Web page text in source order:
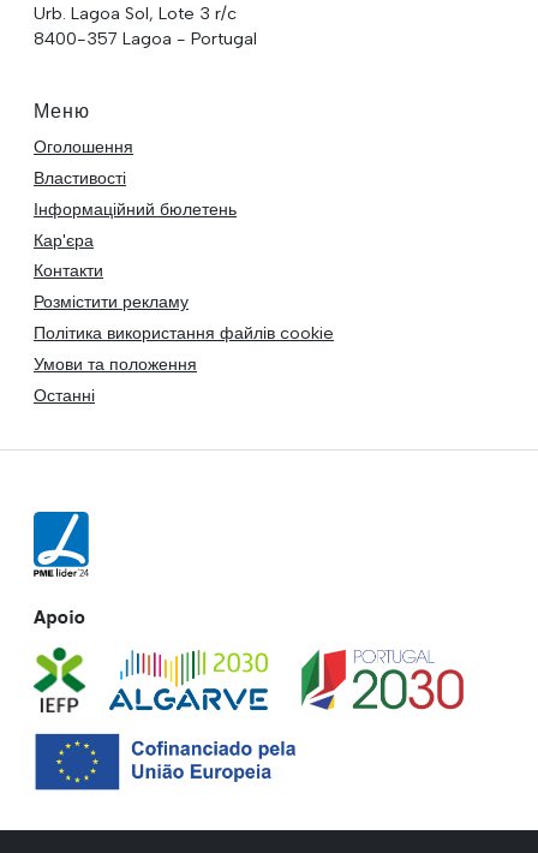
Urb. Lagoa Sol, Lote 3 r/c
8400-357 Lagoa - Portugal
Меню
Оголошення
Властивості
Інформаційний бюлетень
Кар'єра
Контакти
Розмістити рекламу
Політика використання файлів cookie
Умови та положення
Останні
Apoio